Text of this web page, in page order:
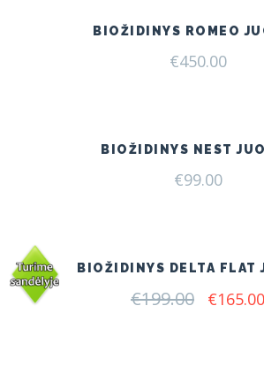
BIOŽIDINYS ROMEO
€450.00
BIOŽIDINYS NEST
€99.00
BIOŽIDINYS DELTA FLAT
€199.00 Original
€165.00